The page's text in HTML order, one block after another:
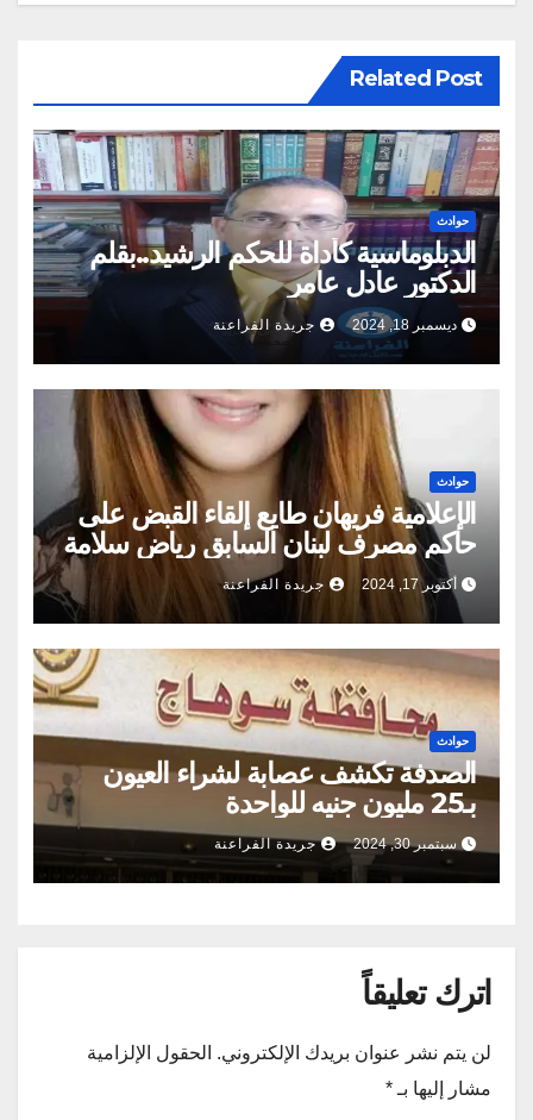
Related Post
حوادث
الدبلوماسية كأداة للحكم الرشيد..بقلم
الدكتور عادل عامر
ديسمبر 18, 2024 جريدة الفراعنة
حوادث
الإعلامية فريهان طايع إلقاء القبض على
حاكم مصرف لبنان السابق رياض سلامة
أكتوبر 17, 2024 جريدة الفراعنة
حوادث
الصدفة تكشف عصابة لشراء العيون
بـ25 مليون جنيه للواحدة
سبتمبر 30, 2024 جريدة الفراعنة
اترك تعليقاً
لن يتم نشر عنوان بريدك الإلكتروني. الحقول الإلزامية
مشار إليها بـ *